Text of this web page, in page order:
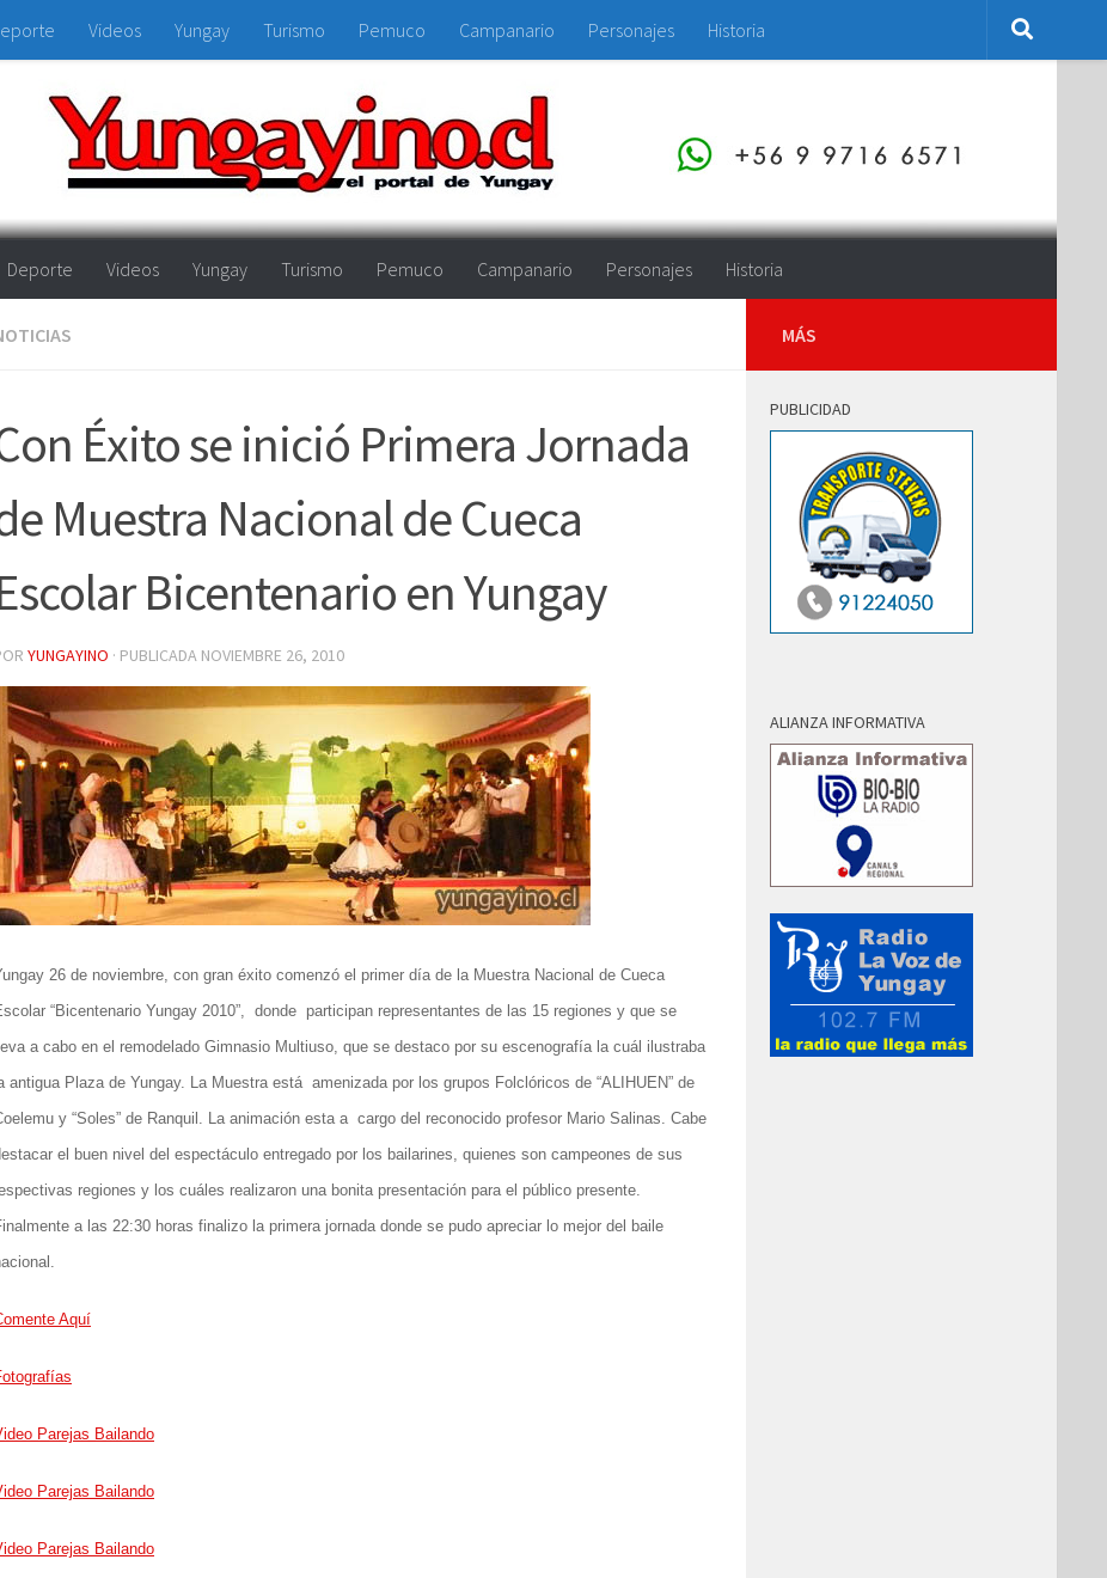
Videos Yungay Turismo Pemuco Campanario Personajes Historia
Deporte Videos Yungay Turismo Pemuco Campanario Personajes Historia
Éxito se inició Primera Jornada
Muestra Nacional de Cueca
Bicentenario en Yungay
YUNGAYINO · PUBLICADA NOVIEMBRE 26, 2010
26 de noviembre, con gran éxito comenzó el primer día de la Muestra Nacional de Cueca
“Bicentenario Yungay 2010”, donde participan representantes de las 15 regiones y que se
lleva a cabo en el remodelado Gimnasio Multiuso, que se destaco por su escenografía la cuál ilustraba
antigua Plaza de Yungay. La Muestra está amenizada por los grupos Folclóricos de “ALIHUEN” de
y “Soles” de Ranquil. La animación esta a cargo del reconocido profesor Mario Salinas. Cabe
el buen nivel del espectáculo entregado por los bailarines, quienes son campeones de sus
regiones y los cuáles realizaron una bonita presentación para el público presente.
a las 22:30 horas finalizo la primera jornada donde se pudo apreciar lo mejor del baile
Aquí
Parejas Bailando
Parejas Bailando
Parejas Bailando
MÁS
PUBLICIDAD
ALIANZA INFORMATIVA